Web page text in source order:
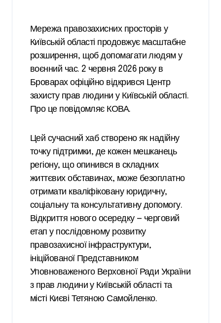
Мережа правозахисних просторів у
Київській області продовжує масштабне
розширення, щоб допомагати людям у
воєнний час. 2 червня 2026 року в
Броварах офіційно відкрився Центр
захисту прав людини у Київській області.
Про це повідомляє КОВА.
Цей сучасний хаб створено як надійну
точку підтримки, де кожен мешканець
регіону, що опинився в складних
життєвих обставинах, може безоплатно
отримати кваліфіковану юридичну,
соціальну та консультативну допомогу.
Відкриття нового осередку — черговий
етап у послідовному розвитку
правозахисної інфраструктури,
ініційованої Представником
Уповноваженого Верховної Ради України
з прав людини у Київській області та
місті Києві Тетяною Самойленко.